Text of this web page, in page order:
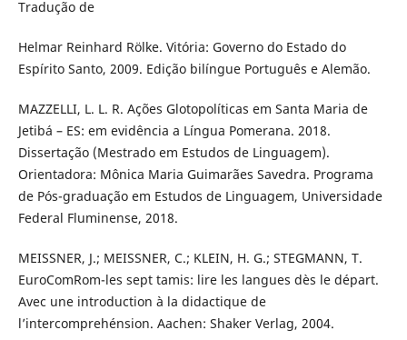
Tradução de
Helmar Reinhard Rölke. Vitória: Governo do Estado do
Espírito Santo, 2009. Edição bilíngue Português e Alemão.
MAZZELLI, L. L. R. Ações Glotopolíticas em Santa Maria de
Jetibá – ES: em evidência a Língua Pomerana. 2018.
Dissertação (Mestrado em Estudos de Linguagem).
Orientadora: Mônica Maria Guimarães Savedra. Programa
de Pós-graduação em Estudos de Linguagem, Universidade
Federal Fluminense, 2018.
MEISSNER, J.; MEISSNER, C.; KLEIN, H. G.; STEGMANN, T.
EuroComRom-les sept tamis: lire les langues dès le départ.
Avec une introduction à la didactique de
l’intercomprehénsion. Aachen: Shaker Verlag, 2004.